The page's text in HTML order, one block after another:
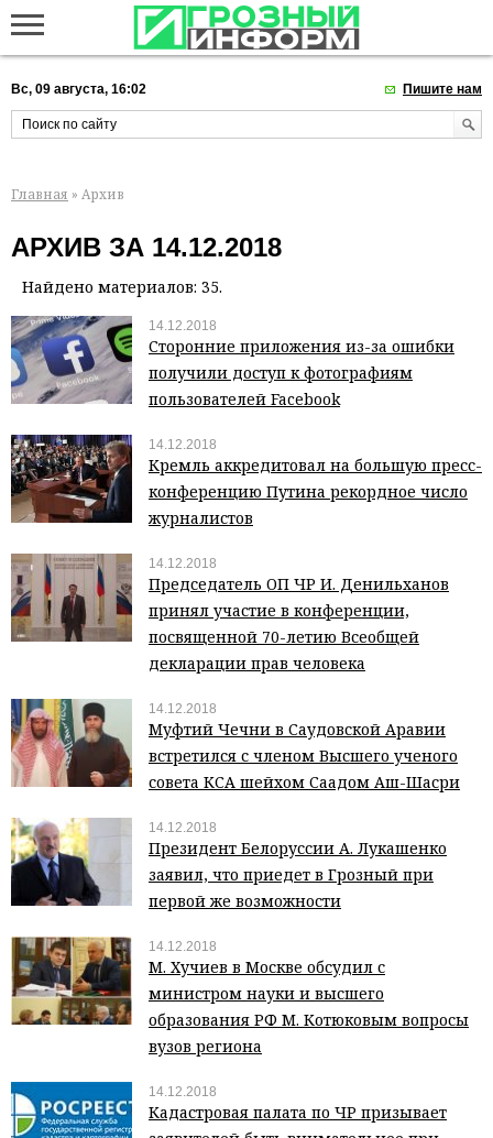
Вс, 09 августа, 16:02 Пишите нам
Главная » Архив
АРХИВ ЗА 14.12.2018
Найдено материалов: 35.
14.12.2018
Сторонние приложения из-за ошибки
получили доступ к фотографиям
пользователей Facebook
14.12.2018
Кремль аккредитовал на большую пресс-
конференцию Путина рекордное число
журналистов
14.12.2018
Председатель ОП ЧР И. Денильханов
принял участие в конференции,
посвященной 70-летию Всеобщей
декларации прав человека
14.12.2018
Муфтий Чечни в Саудовской Аравии
встретился с членом Высшего ученого
совета КСА шейхом Саадом Аш-Шасри
14.12.2018
Президент Белоруссии А. Лукашенко
заявил, что приедет в Грозный при
первой же возможности
14.12.2018
М. Хучиев в Москве обсудил с
министром науки и высшего
образования РФ М. Котюковым вопросы
вузов региона
14.12.2018
Кадастровая палата по ЧР призывает